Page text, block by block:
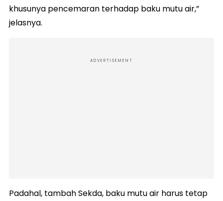
khusunya pencemaran terhadap baku mutu air,”
jelasnya.
ADVERTISEMENT
Padahal, tambah Sekda, baku mutu air harus tetap